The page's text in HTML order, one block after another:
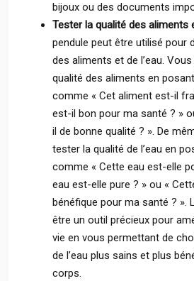
bijoux ou des documents
Tester la qualité des aliments
pendule peut être utilisé pour
des aliments et de l’eau.
qualité des aliments en
comme « Cet aliment est-il
est-il bon pour ma santé ? »
il de bonne qualité ? ». De
tester la qualité de l’eau en
comme « Cette eau est-elle
eau est-elle pure ? » ou «
bénéfique pour ma santé ? ».
être un outil précieux pour
vie en vous permettant de
de l’eau plus sains et plus
corps.